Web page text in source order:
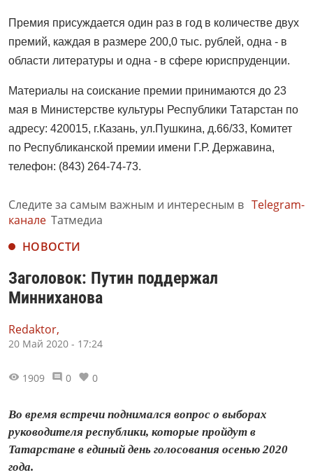
Премия присуждается один раз в год в количестве двух
премий, каждая в размере 200,0 тыс. рублей, одна - в
области литературы и одна - в сфере юриспруденции.
Материалы на соискание премии принимаются до 23
мая в Министерстве культуры Республики Татарстан по
адресу: 420015, г.Казань, ул.Пушкина, д.66/33, Комитет
по Республиканской премии имени Г.Р. Державина,
телефон: (843) 264-74-73.
Следите за самым важным и интересным в Telegram-
канале Татмедиа
НОВОСТИ
Заголовок: Путин поддержал
Минниханова
Redaktor,
20 Май 2020 - 17:24
1909 0 0
Во время встречи поднимался вопрос о выборах
руководителя республики, которые пройдут в
Татарстане в единый день голосования осенью 2020
года.